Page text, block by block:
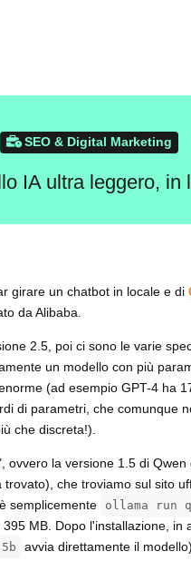
SEO & Digital Marketing
IA ultra leggero, in
girare un chatbot in locale e di
da Alibaba.
2.5, poi ci sono le varie
un modello con più
(ad esempio GPT-4 ha
di parametri, che comunque
che discreta!).
la versione 1.5 di
che troviamo sul sito
semplicemente
ollama run
MB. Dopo l'installazione, in
avvia direttamente il modello).